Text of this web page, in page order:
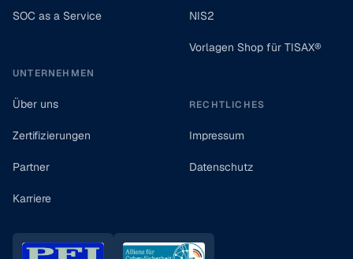
SOC as a Service
UNTERNEHMEN
Über uns
Zertifizierungen
Partner
Karriere
NIS2
Vorlagen Shop für TISAX®
RECHTLICHES
Impressum
Datenschutz